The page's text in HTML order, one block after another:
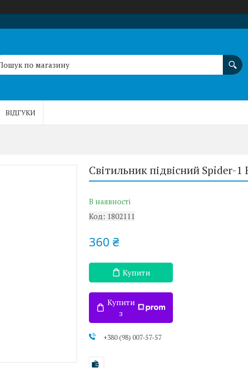
ВІДГУКИ
Світильник підвісний Spider-1
В наявності
Код: 1802111
360 ₴
Купити
Купити
з
+380 (98) 007-57-57